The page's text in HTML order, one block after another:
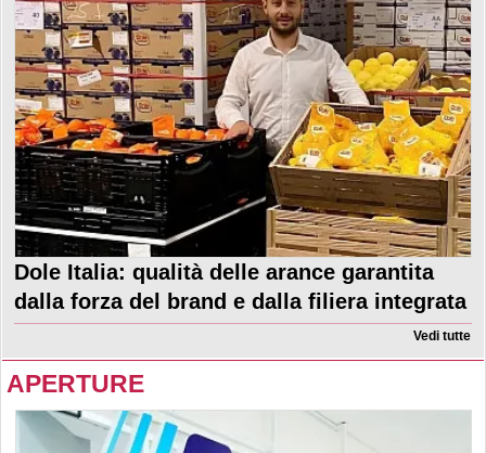
Dole Italia: qualità delle arance garantita
dalla forza del brand e dalla filiera integrata
Vedi tutte
APERTURE